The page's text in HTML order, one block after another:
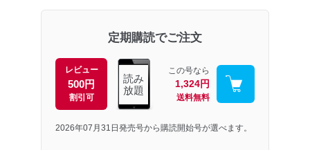
定期購読でご注文
レビュー
500円
割引可
読み
放題
この号なら
1,324円
送料無料
2026年07月31日発売号から購読開始号が選べます。